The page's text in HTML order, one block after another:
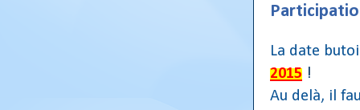
La date
2015 !
Au delà, il